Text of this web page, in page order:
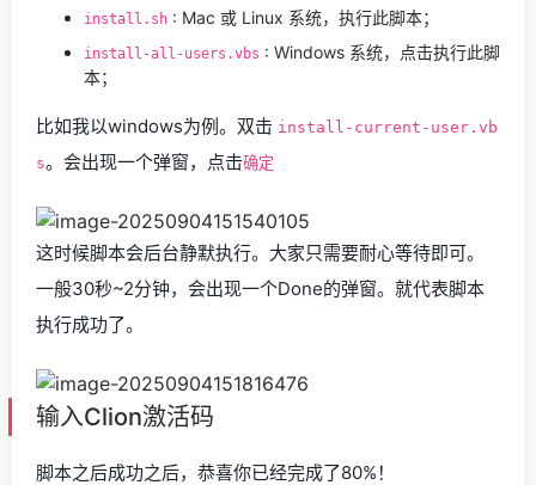
install.sh : Mac 或 Linux 系统，执行此脚本；
install-all-users.vbs : Windows 系统，点击执行此脚
本；
比如我以windows为例。双击 install-current-user.vb
s。会出现一个弹窗，点击确定
这时候脚本会后台静默执行。大家只需要耐心等待即可。
一般30秒~2分钟，会出现一个Done的弹窗。就代表脚本
执行成功了。
输入Clion激活码
脚本之后成功之后，恭喜你已经完成了80%！